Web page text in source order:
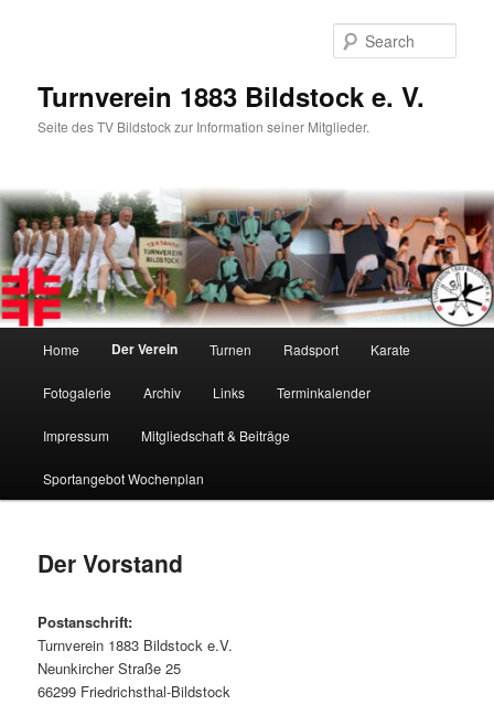
Turnverein 1883 Bildstock e. V.
Seite des TV Bildstock zur Information seiner Mitglieder.
Home Der Verein Turnen Radsport Karate
Fotogalerie Archiv Links Terminkalender
Impressum Mitgliedschaft & Beiträge
Sportangebot Wochenplan
Der Vorstand
Postanschrift:
Turnverein 1883 Bildstock e.V.
Neunkircher Straße 25
66299 Friedrichsthal-Bildstock